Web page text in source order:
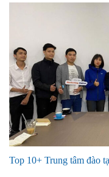
Top 10+ Trung tâm đào